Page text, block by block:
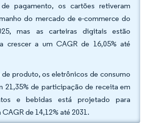
pagamento, os cartões retiveram
do mercado de e-commerce do
mas as carteiras digitais estão
crescer a um CAGR de 16,05% até
produto, os eletrônicos de consumo
21,35% de participação de receita em
e bebidas está projetado para
de 14,12% até 2031.